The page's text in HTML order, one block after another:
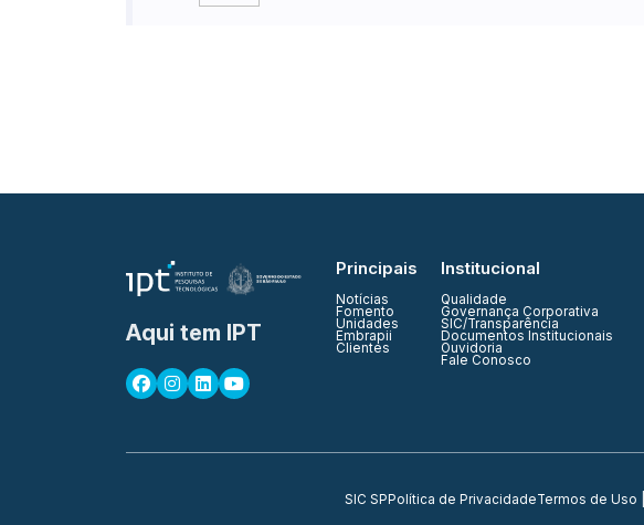
Aqui tem IPT
Principais
Notícias
Fomento
Unidades
Embrapii
Clientes
Institucional
Qualidade
Governança Corporativa
SIC/Transparência
Documentos Institucionais
Ouvidoria
Fale Conosco
SIC SPPolítica de PrivacidadeTermos de Uso